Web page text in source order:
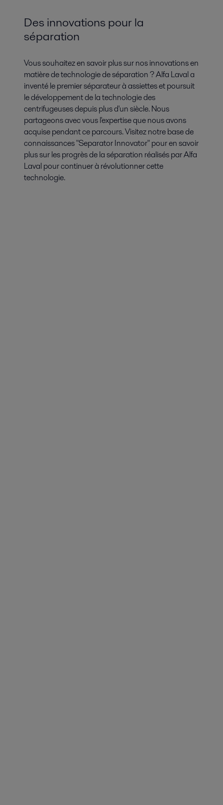
Des innovations pour la
séparation
Vous souhaitez en savoir plus sur nos innovations en
matière de technologie de séparation ? Alfa Laval a
inventé le premier séparateur à assiettes et poursuit
le développement de la technologie des
centrifugeuses depuis plus d'un siècle. Nous
partageons avec vous l'expertise que nous avons
acquise pendant ce parcours. Visitez notre base de
connaissances "Separator Innovator" pour en savoir
plus sur les progrès de la séparation réalisés par Alfa
Laval pour continuer à révolutionner cette
technologie.